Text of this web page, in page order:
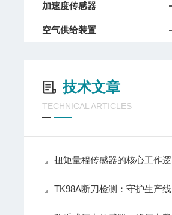
加速度传感器
空气供给装置
技术文章
TECHNICAL ARTICLES
扭矩量程传感器的核心工作逻辑如下
TK98A断刀检测：守护生产线的隐形防线